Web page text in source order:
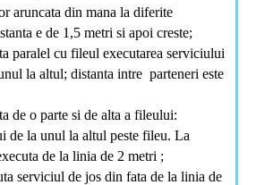
aruncata din mana la diferite
e de 1,5 metri si apoi creste;
paralel cu fileul executarea serviciului
la altul; distanta intre parteneri este
de o parte si de alta a fileului:
de la unul la altul peste fileu. La
de la linia de 2 metri ;
serviciul de jos din fata de la linia de